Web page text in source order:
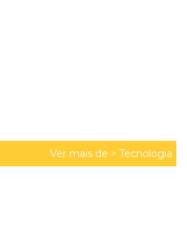
Ver mais de > Tecnologia